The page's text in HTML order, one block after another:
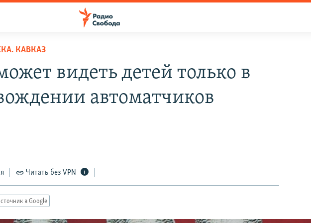
КАВКАЗ
видеть детей только в
автоматчиков
Читать без VPN
в Google